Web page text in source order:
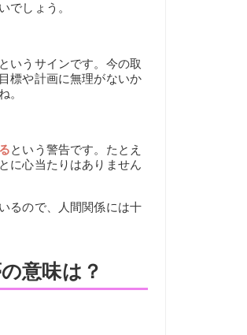
でしょう。
というサインです。今の取
標や計画に無理がないか
。
という警告です。たとえ
に心当たりはありません
るので、人間関係には十
意味は？